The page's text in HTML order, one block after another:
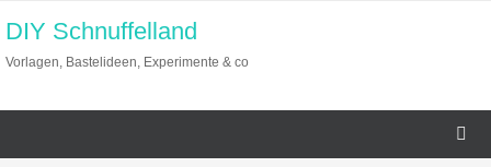
Inhalt
springen
DIY Schnuffelland
Vorlagen, Bastelideen, Experimente & co